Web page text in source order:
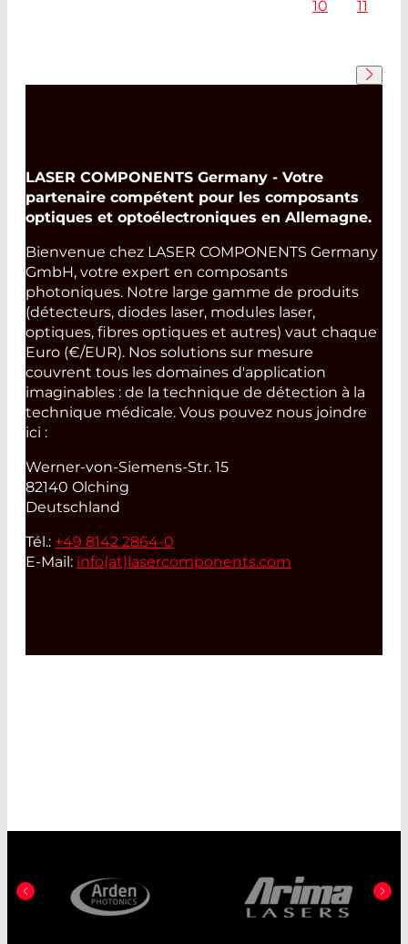
10
11
LASER COMPONENTS Germany - Votre
partenaire compétent pour les composants
optiques et optoélectroniques en Allemagne.
Bienvenue chez LASER COMPONENTS Germany
GmbH, votre expert en composants
photoniques. Notre large gamme de produits
(détecteurs, diodes laser, modules laser,
optiques, fibres optiques et autres) vaut chaque
Euro (€/EUR). Nos solutions sur mesure
couvrent tous les domaines d'application
imaginables : de la technique de détection à la
technique médicale. Vous pouvez nous joindre
ici :
Werner-von-Siemens-Str. 15
82140 Olching
Deutschland
Tél.: +49 8142 2864-0
E-Mail: info(at)lasercomponents.com